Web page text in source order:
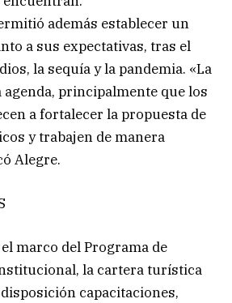
además establecer un
a sus expectativas, tras el
la sequía y la pandemia. «La
agenda, principalmente que los
a fortalecer la propuesta de
y trabajen de manera
Alegre.
marco del Programa de
la cartera turística
capacitaciones,